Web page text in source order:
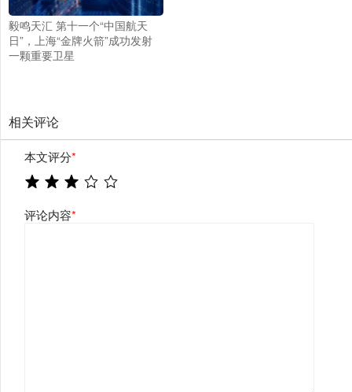
毅鸣天汇 第十一个“中国航天
日”，上海“金牌火箭”成功发射
一颗重要卫星
相关评论
本文评分*
评论内容*